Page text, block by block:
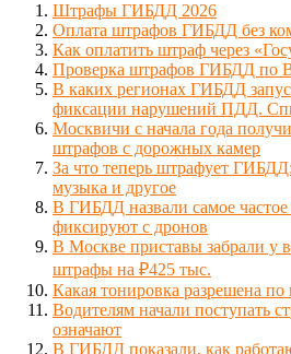
Штрафы ГИБДД 2026
Оплата штрафов ГИБДД без
Как оплатить штраф через
Проверка штрафов ГИБДД по
В каких регионах ГИБДД
фиксации нарушений ПДД.
Москвичи с начала года
штрафов с дорожных камер
За что теперь штрафует
музыка и другое
В ГИБДД назвали самое
фиксируют с дронов
В Москве приставы забрали у
штрафы на ₽425 тыс.
Какая тонировка разрешена по
Водителям начали поступать
означают
В ГИБДД показали, как